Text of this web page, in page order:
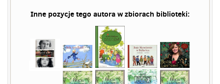
Inne pozycje tego autora w zbiorach biblioteki: